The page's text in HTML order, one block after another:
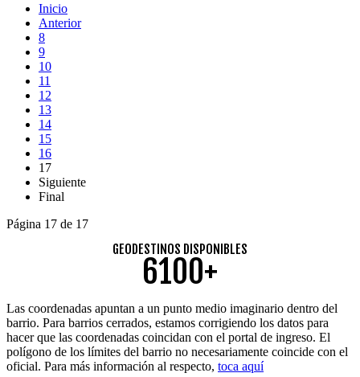
Inicio
Anterior
8
9
10
11
12
13
14
15
16
17
Siguiente
Final
Página 17 de 17
GEODESTINOS DISPONIBLES
6100+
Las coordenadas apuntan a un punto medio imaginario dentro del
barrio. Para barrios cerrados, estamos corrigiendo los datos para
hacer que las coordenadas coincidan con el portal de ingreso. El
polígono de los límites del barrio no necesariamente coincide con el
oficial. Para más información al respecto, toca aquí